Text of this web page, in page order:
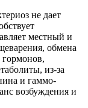
не дает
местный и
обмена
гормонов,
из-за
и гаммо-
возбуждения и